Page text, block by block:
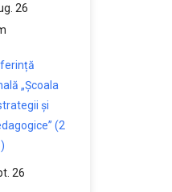
26
„Școala
și
(2
26